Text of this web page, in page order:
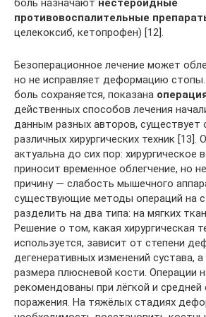
противовоспалительные
целекоксиб, кетопрофен) [12].
Безоперационное лечение может
но не исправляет деформацию
боль сохраняется, показана
действенных способов лечения
данным разных авторов, существует
различных хирургических техник [13].
актуальна до сих пор: хирургическое
приносит временное облегчение, но
причину — слабость мышечного
существующие методы операций на
разделить на два типа: на мягких
Решение о том, какая хирургическая
используется, зависит от степени
дегенеративных изменений сустава,
размера плюсневой кости. Операции
рекомендованы при лёгкой и средней
поражения. На тяжёлых стадиях